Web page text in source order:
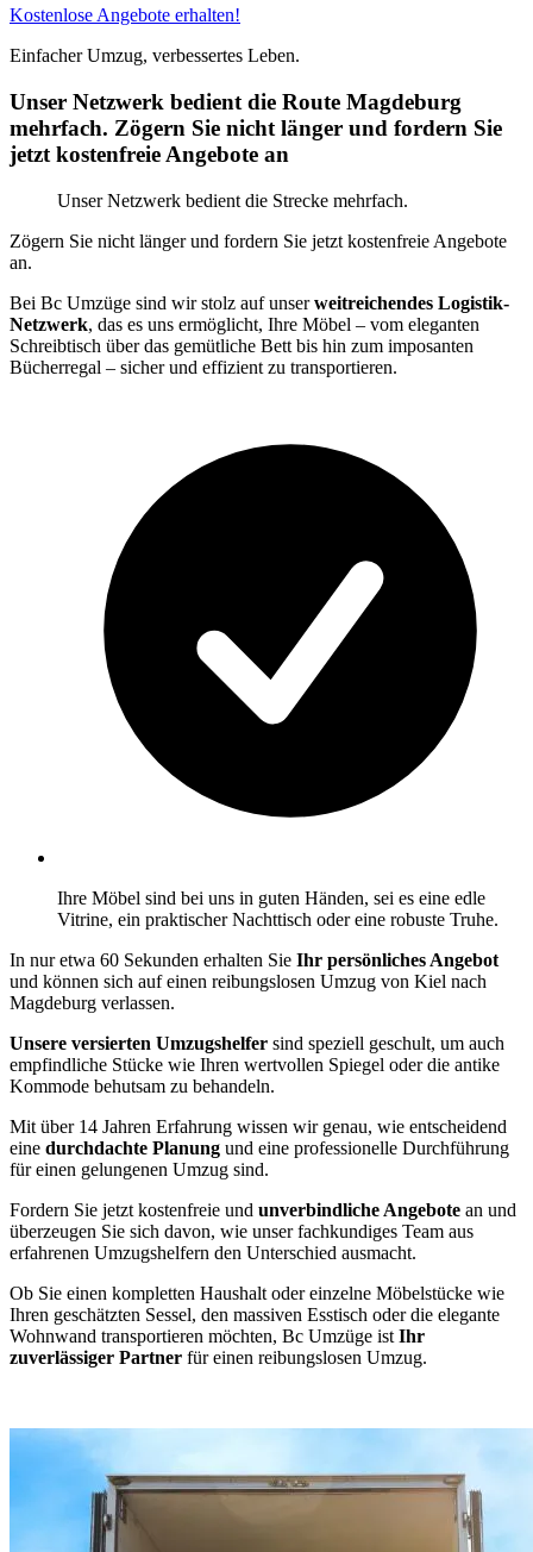
Kostenlose Angebote erhalten!
Einfacher Umzug, verbessertes Leben.
Unser Netzwerk bedient die Route Magdeburg
mehrfach. Zögern Sie nicht länger und fordern Sie
jetzt kostenfreie Angebote an
Unser Netzwerk bedient die Strecke mehrfach.
Zögern Sie nicht länger und fordern Sie jetzt kostenfreie Angebote
an.
Bei Bc Umzüge sind wir stolz auf unserweitreichendes Logistik-
Netzwerk, das es uns ermöglicht, Ihre Möbel – vom eleganten
Schreibtisch über das gemütliche Bett bis hin zum imposanten
Bücherregal – sicher und effizient zu transportieren.
Ihre Möbel sind bei uns in guten Händen, sei es eine edle
Vitrine, ein praktischer Nachttisch oder eine robuste Truhe.
In nur etwa 60 Sekunden erhalten Sie Ihr persönliches Angebot
und können sich auf einen reibungslosen Umzug von Kiel nach
Magdeburg verlassen.
Unsere versierten Umzugshelfer sind speziell geschult, um auch
empfindliche Stücke wie Ihren wertvollen Spiegel oder die antike
Kommode behutsam zu behandeln.
Mit über 14 Jahren Erfahrung wissen wir genau, wie entscheidend
eine durchdachte Planung und eine professionelle Durchführung
für einen gelungenen Umzug sind.
Fordern Sie jetzt kostenfreie und unverbindliche Angebote an und
überzeugen Sie sich davon, wie unser fachkundiges Team aus
erfahrenen Umzugshelfern den Unterschied ausmacht.
Ob Sie einen kompletten Haushalt oder einzelne Möbelstücke wie
Ihren geschätzten Sessel, den massiven Esstisch oder die elegante
Wohnwand transportieren möchten, Bc Umzüge ist Ihr
zuverlässiger Partner für einen reibungslosen Umzug.